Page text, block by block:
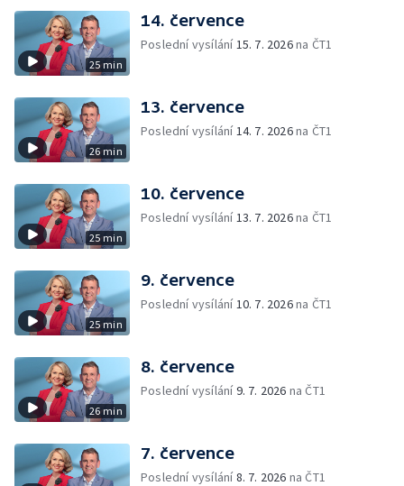
25 min
14. července
Poslední vysílání15. 7. 2026na ČT1
26 min
13. července
Poslední vysílání14. 7. 2026na ČT1
25 min
10. července
Poslední vysílání13. 7. 2026na ČT1
25 min
9. července
Poslední vysílání10. 7. 2026na ČT1
26 min
8. července
Poslední vysílání9. 7. 2026 na ČT1
7. července
Poslední vysílání8. 7. 2026 na ČT1